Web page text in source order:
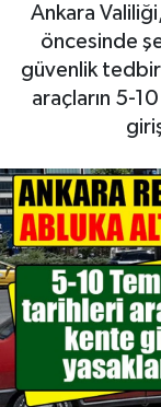
Ankara
öncesinde
güvenlik
araçların 5-
Otovitrin
Asayiş
Spor
Eğitim
Haber